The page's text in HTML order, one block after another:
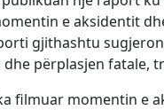
e aksidentit
gjithashtu
përplasjen fatale,
filmuar momentin e